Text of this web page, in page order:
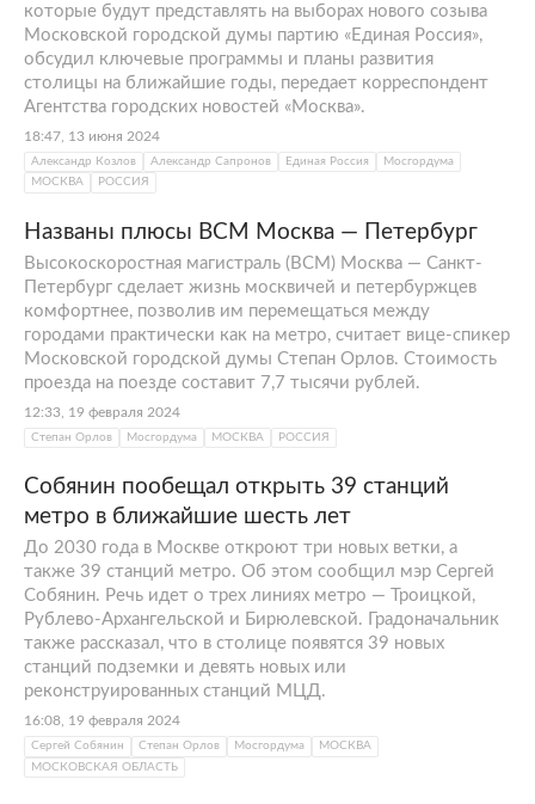
которые будут представлять на выборах нового созыва
Московской городской думы партию «Единая Россия»,
обсудил ключевые программы и планы развития
столицы на ближайшие годы, передает корреспондент
Агентства городских новостей «Москва».
18:47, 13 июня 2024
Александр Козлов Александр Сапронов Единая Россия
Мосгордума
МОСКВА
РОССИЯ
Названы плюсы ВСМ Москва — Петербург
Высокоскоростная магистраль (ВСМ) Москва — Санкт-
Петербург сделает жизнь москвичей и петербуржцев
комфортнее, позволив им перемещаться между
городами практически как на метро, считает вице-спикер
Московской городской думы Степан Орлов. Стоимость
проезда на поезде составит 7,7 тысячи рублей.
12:33, 19 февраля 2024
Степан Орлов Мосгордума МОСКВА РОССИЯ
Собянин пообещал открыть 39 станций
метро в ближайшие шесть лет
До 2030 года в Москве откроют три новых ветки, а
также 39 станций метро. Об этом сообщил мэр Сергей
Собянин. Речь идет о трех линиях метро — Троицкой,
Рублево-Архангельской и Бирюлевской. Градоначальник
также рассказал, что в столице появятся 39 новых
станций подземки и девять новых или
реконструированных станций МЦД.
16:08, 19 февраля 2024
Сергей Собянин Степан Орлов Мосгордума
МОСКВА
МОСКОВСКАЯ ОБЛАСТЬ